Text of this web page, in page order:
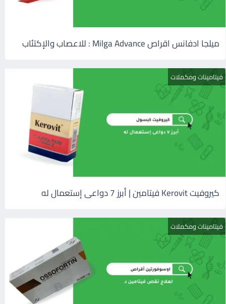
ميلجا ادفانس اقراص Milga Advance : للاعصاب والإكتئاب
فيتامينات ومكملات
كيروفيت Kerovit فيتامين | أبرز 7 دواعى إستعمال له
فيتامينات ومكملات